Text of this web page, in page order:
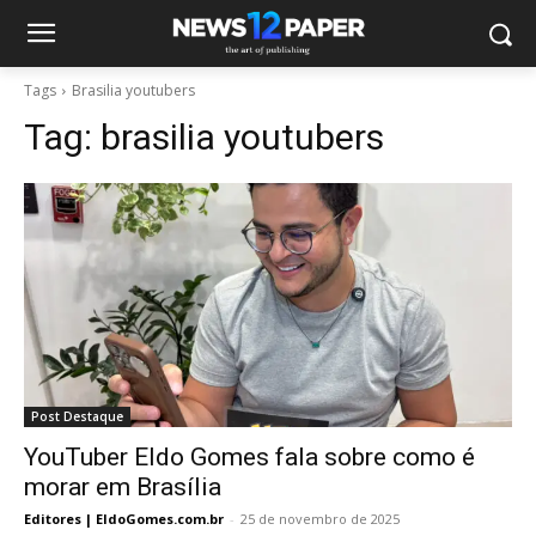
Tags Brasilia youtubers
Tag: brasilia youtubers
Post Destaque
YouTuber Eldo Gomes fala sobre como é
morar em Brasília
Editores | EldoGomes.com.br - 25 de novembro de 2025